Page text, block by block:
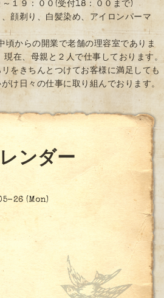
１９：００(受付18：００まで)
顔剃り、白髪染め、アイロンパーマ
頃からの開業で老舗の理容室でありま
在、母親と２人で仕事しております。
をきちんとつけてお客様に満足しても
け日々の仕事に取り組んでおります。
ンダー
26 (Mon)